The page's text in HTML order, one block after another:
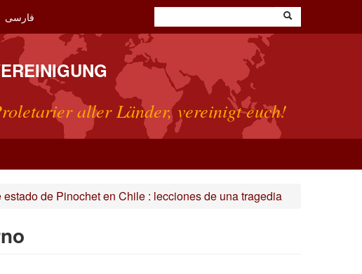
فارسی
aller Länder, vereinigt euch!
de Pinochet en Chile : lecciones de una tragedia